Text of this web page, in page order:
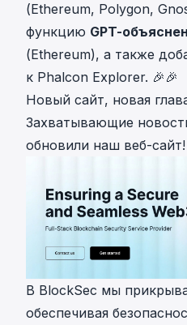
(Ethereum, Polygon,
функцию GPT-
(Ethereum), а также
к Phalcon Explorer. 🎉🎉
Новый сайт, новая
Захватывающие
обновили наш веб-сайт!
В BlockSec мы
обеспечивая